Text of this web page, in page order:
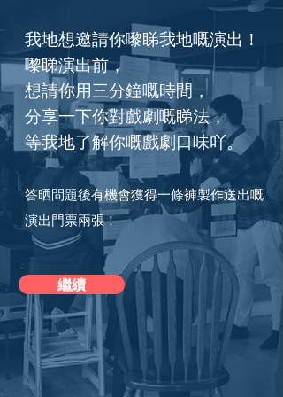
我地想邀請你嚟睇我地嘅演出！
嚟睇演出前，
想請你用三分鐘嘅時間，
分享一下你對戲劇嘅睇法，
等我地了解你嘅戲劇口味吖。
答晒問題後有機會獲得一條褲製作送出嘅
演出門票兩張！
繼續